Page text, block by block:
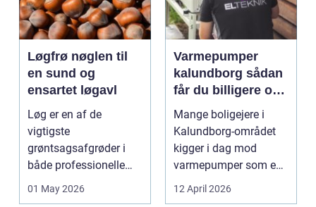
Løgfrø nøglen til
en sund og
ensartet løgavl
Løg er en af de
vigtigste
grøntsagsafgrøder i
både professionelle
køkkenhaver og større
landbrugspro...
01 May 2026
Varmepumper
kalundborg sådan
får du billigere og
mere bæredygtig
varme
Mange boligejere i
Kalundborg-området
kigger i dag mod
varmepumper som en
vej til lavere
varmeregnin...
12 April 2026